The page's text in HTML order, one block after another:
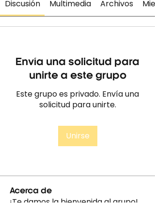
Discusión Multimedia Archivos
Envía una solicitud para
unirte a este grupo
Este grupo es privado. Envía una
solicitud para unirte.
Unirse
Acerca de